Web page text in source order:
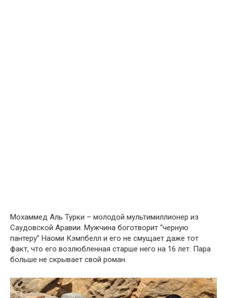
Мохаммед Аль Турки – молодой мультимиллионер из
Саудовской Аравии. Мужчина боготворит “черную
пантеру” Наоми Кэмпбелл и его не смущает даже тот
факт, что его возлюбленная старше него на 16 лет. Пара
больше не скрывает свой роман.